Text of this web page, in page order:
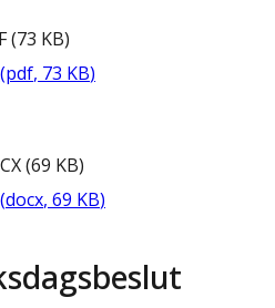
(73 KB)
(pdf, 73 KB)
(69 KB)
(docx, 69 KB)